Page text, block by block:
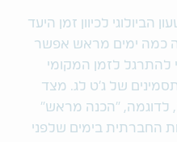
לכיוון זמן היעד
כמה ימים מראש אפשר
להתרגל לזמן המקומי
של ג׳ט לג. מצד
לדוגמה, ״הכנה מראש״
החברתית בימים שלפני